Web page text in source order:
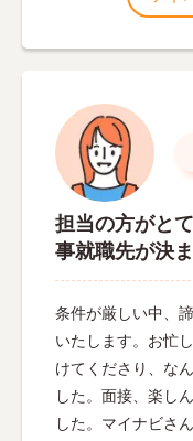
担当の方がと
事就職先が決
条件が厳しい中、
いたします。お忙
けてくださり、な
した。面接、楽し
した。マイナビさ